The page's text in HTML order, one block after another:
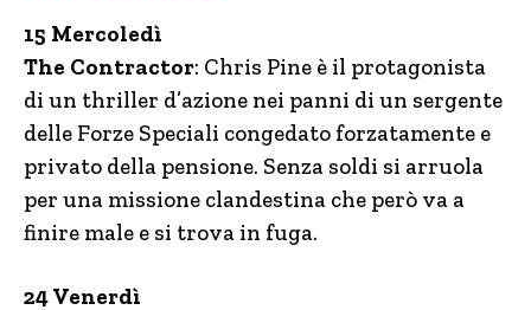
15 Mercoledì
The Contractor: Chris Pine è il protagonista
di un thriller d’azione nei panni di un sergente
delle Forze Speciali congedato forzatamente e
privato della pensione. Senza soldi si arruola
per una missione clandestina che però va a
finire male e si trova in fuga.
24 Venerdì